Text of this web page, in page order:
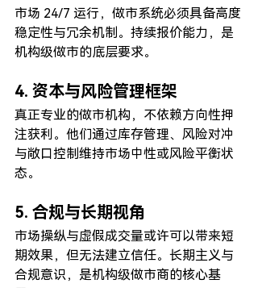
市场 24/7 运行，做市系统必须具备高度
稳定性与冗余机制。持续报价能力，是
机构级做市的底层要求。
4. 资本与风险管理框架
真正专业的做市机构，不依赖方向性押
注获利。他们通过库存管理、风险对冲
与敞口控制维持市场中性或风险平衡状
态。
5. 合规与长期视角
市场操纵与虚假成交量或许可以带来短
期效果，但无法建立信任。长期主义与
合规意识，是机构级做市商的核心基